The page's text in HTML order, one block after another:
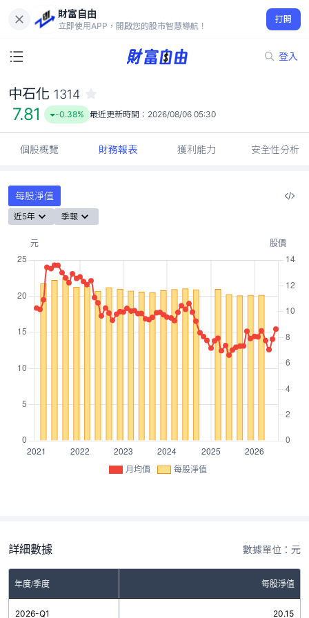
財富自由
立即使用APP，開啟您的股市智慧導航！
打開
登入
7.81
-0.38%
中石化 1314
7.81 -0.38% 最近更新時間： 2026/08/06 05:30
個股概覽 財務報表 獲利能力 安全性分析
每股淨值
近5年 季報
月均價 每股淨值
詳細數據 數據單位：元
年度/季度 每股淨值
2026-Q1 20.15